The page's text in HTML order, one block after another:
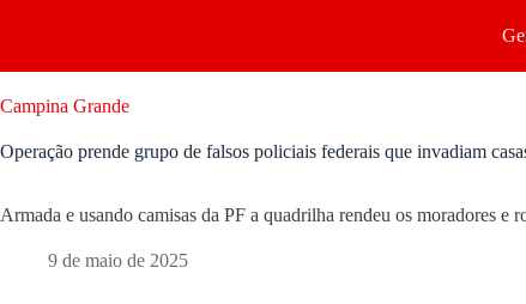
Campina Grande
Operação prende grupo de falsos policiais federais que invadiam
Armada e usando camisas da PF a quadrilha rendeu os moradores e
9 de maio de 2025